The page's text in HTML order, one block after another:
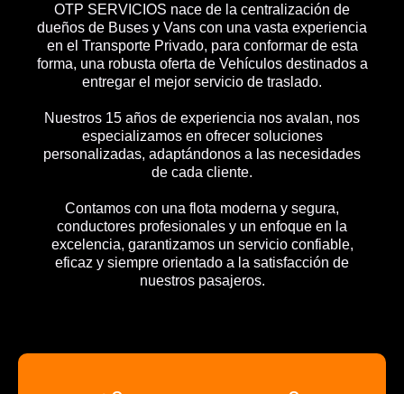
OTP SERVICIOS nace de la centralización de
dueños de Buses y Vans con una vasta experiencia
en el Transporte Privado, para conformar de esta
forma, una robusta oferta de Vehículos destinados a
entregar el mejor servicio de traslado.
Nuestros 15 años de experiencia nos avalan, nos
especializamos en ofrecer soluciones
personalizadas, adaptándonos a las necesidades
de cada cliente.
Contamos con una flota moderna y segura,
conductores profesionales y un enfoque en la
excelencia, garantizamos un servicio confiable,
eficaz y siempre orientado a la satisfacción de
nuestros pasajeros.